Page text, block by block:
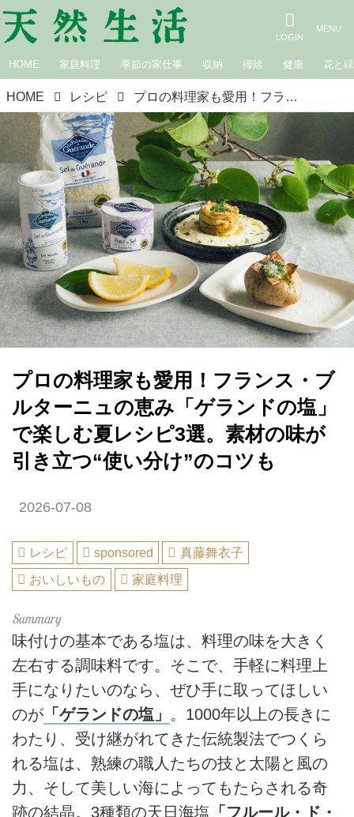
HOME 家庭料理 季節の家仕事 収納 掃除 健康 花と緑
HOME レシピ プロの料理家も愛用！フランス・ブルターニュの恵み「ゲランドの塩」で楽しむ夏レシピ3選。素材の味が引き立つ“使い分け”のコツも
プロの料理家も愛用！フランス・ブ
ルターニュの恵み「ゲランドの塩」
で楽しむ夏レシピ3選。素材の味が
引き立つ“使い分け”のコツも
2026-07-08
レシピ sponsored
真藤舞衣子
おいしいもの
家庭料理
味付けの基本である塩は、料理の味を大きく
左右する調味料です。そこで、手軽に料理上
手になりたいのなら、ぜひ手に取ってほしい
のが 「ゲランドの塩」 。1000年以上の長きに
わたり、受け継がれてきた伝統製法でつくら
れる塩は、熟練の職人たちの技と太陽と風の
力、そして美しい海によってもたらされる奇
跡の結晶。3種類の天日海塩 「フルール・ド・